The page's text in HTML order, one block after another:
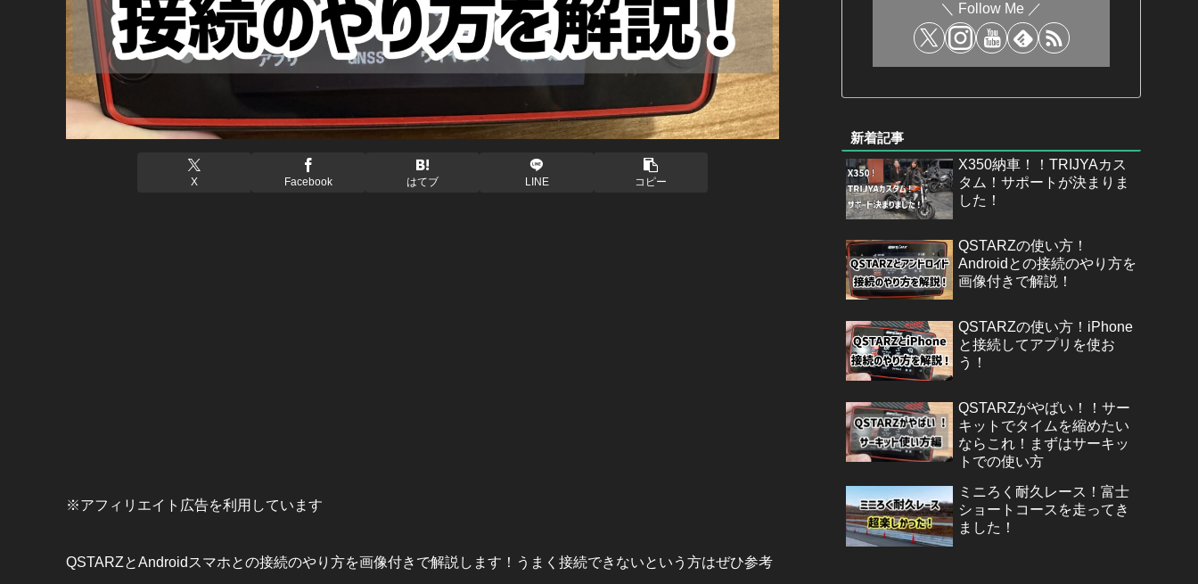
X Facebook はてブ LINE コピー
※アフィリエイト広告を利用しています
QSTARZとAndroidスマホとの接続のやり方を画像付きで解説します！うまく接続できないという方はぜひ参考
新着記事
X350納車！！TRIJYAカス
タム！サポートが決まりま
した！
QSTARZの使い方！
Androidとの接続のやり方を
画像付きで解説！
QSTARZの使い方！iPhone
と接続してアプリを使お
う！
QSTARZがやばい！！サー
キットでタイムを縮めたい
ならこれ！まずはサーキッ
トでの使い方
ミニろく耐久レース！富士
ショートコースを走ってき
ました！